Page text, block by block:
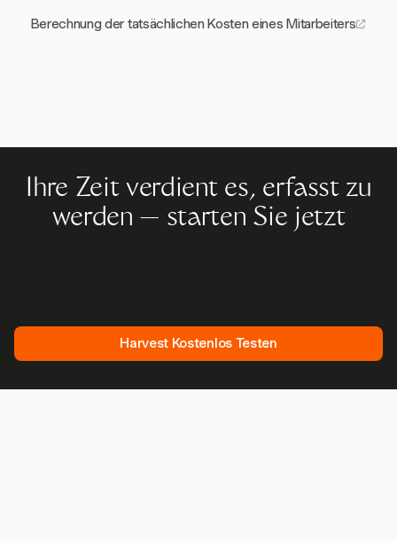
Berechnung der tatsächlichen Kosten eines Mitarbeiters
Ihre Zeit verdient es, erfasst zu
werden — starten Sie jetzt
Harvest Kostenlos Testen